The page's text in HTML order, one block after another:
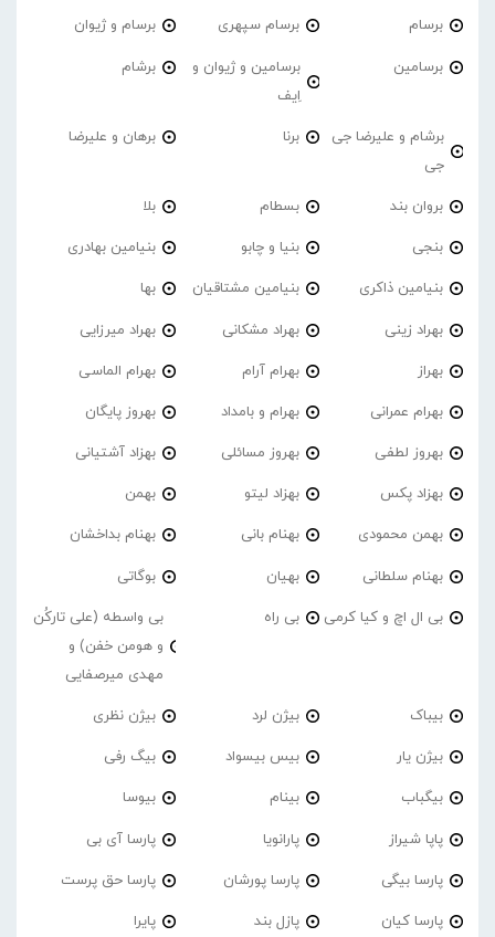
برسام برسام سپهری برسام و ژیوان
برسامین
برسامین و ژیوان و
اِیف
برشام
برشام و علیرضا جی
جی
برنا برهان و علیرضا
بروان بند بسطام بلا
بنجی بنیا و چابو بنیامین بهادری
بنیامین ذاکری بنیامین مشتاقیان بها
بهراد زینی بهراد مشکانی بهراد میرزایی
بهراز بهرام آرام بهرام الماسی
بهرام عمرانی بهرام و بامداد بهروز پایگان
بهروز لطفی بهروز مسائلی بهزاد آشتیانی
بهزاد پکس بهزاد لیتو بهمن
بهمن محمودی بهنام بانی بهنام بداخشان
بهنام سلطانی بهیان بوگاتی
بی ال اچ و کیا کرمی بی راه
بی واسطه (علی تارکُن
و هومن خفن) و
مهدی میرصفایی
بیباک بیژن لرد بیژن نظری
بیژن یار بیس بیسواد بیگ رفی
بیگباب بینام بیوسا
پاپا شیراز پارانویا پارسا آی بی
پارسا بیگی پارسا پورشان پارسا حق پرست
پارسا کیان پازل بند پایرا